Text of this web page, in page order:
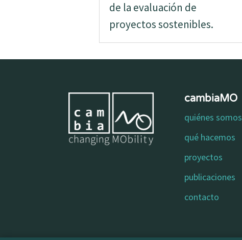
de la evaluación de
proyectos sostenibles.
cambiaMO
quiénes somos
qué hacemos
proyectos
publicaciones
contacto